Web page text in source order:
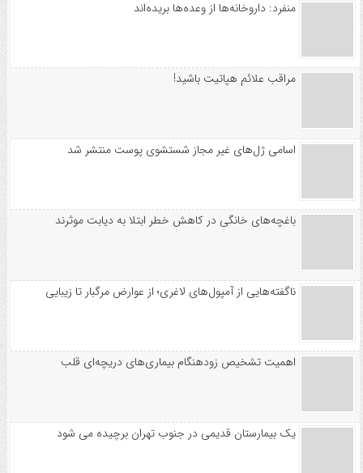
منفرد: داروخانه‌ها از وعده‌ها بریده‌اند
مراقب علائم هپاتیت باشید!
اسامی ژل‌های غیر مجاز شستشوی پوست منتشر شد
باغچه‌های خانگی در کاهش خطر ابتلا به دیابت موثرند
ناگفته‌هایی از آمپول‌های لاغری؛ از عوارض مرگبار تا زیبایی
اهمیت تشخیص زودهنگام بیماری‌های دریچه‌ای قلب
یک بیمارستان قدیمی در جنوب تهران برچیده می شود